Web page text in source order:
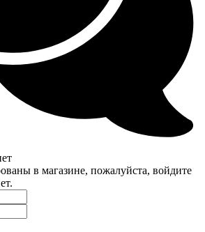
в магазине, пожалуйста, войдите